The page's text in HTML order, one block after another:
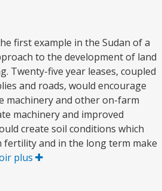
first example in the Sudan of a
to the development of land
Twenty-five year leases, coupled
and roads, would encourage
machinery and other on-farm
machinery and improved
create soil conditions which
and in the long term make
plus